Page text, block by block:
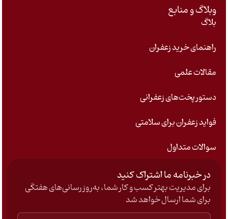
وبلاگ و منابع
بلاگ
راهنمای خرید زعفران
مقالات علمی
دستور پخت‌های زعفرانی
فواید زعفران برای سلامتی
سوالات متداول
در خبرنامه ما اشتراک کنید
برای مدیریت بهتر کسب و کار شما، به‌روزرسانی‌های هفتگی
برای شما ارسال خواهد شد